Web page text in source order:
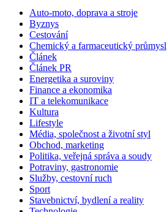
Auto-moto, doprava a stroje
Byznys
Cestování
Chemický a farmaceutický průmysl
Článek
Článek PR
Energetika a suroviny
Finance a ekonomika
IT a telekomunikace
Kultura
Lifestyle
Média, společnost a životní styl
Obchod, marketing
Politika, veřejná správa a soudy
Potraviny, gastronomie
Služby, cestovní ruch
Sport
Stavebnictví, bydlení a reality